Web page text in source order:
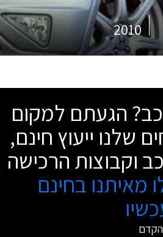
2010
הגעתם למקום
שלנו ייעוץ חינם,
וקבוצות הרכישה
מאיתנו בחינם